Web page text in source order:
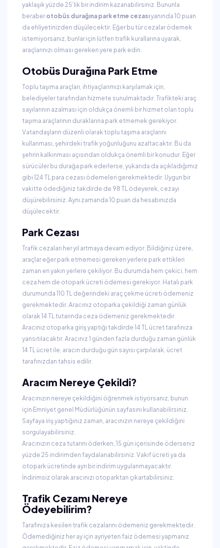
yaklaşık yüzde 25’lik bir indirim kazanabilirsiniz. Bununla
beraber otobüs durağına park etme cezasıyanında 10 puan
da ehliyetinizden düşülecektir. Eğer bu tür cezalar ödemek
istemiyorsanız, bunlar için lütfen trafik kurallarına uyarak,
araçlarınızı olması gereken yere park edin.
Otobüs Durağına Park Etme
Toplu taşıma araçları, ihtiyaçlarımızı karşılamak için,
belediyeler tarafından hizmete sunulmaktadır. Trafikteki araç
sayılarının azalması için oldukça önemli bir hizmet olan toplu
taşıma araçlarının duraklarına park etmemek gerekiyor.
Vatandaşların düzenli olarak toplu taşıma araçlarını
kullanması, şehirdeki trafik yoğunluğunu azaltacaktır. Bu da
şehrin kalkınması açısından oldukça önemli bir konudur. Eğer
sürücüler bu durağa park ederlerse, yukarıda da açıkladığımız
gibi 124 TL para cezası ödemeleri gerekmektedir. Uygun bir
vakitte ödediğiniz takdirde de 98 TL ödeyerek, cezayı
düşürebilirsiniz. Aynı zamanda 10 puan da hesabınızda
düşülecektir.
Park Cezası
Trafik cezaları her yıl artmaya devam ediyor. Bildiğiniz üzere,
araçlar eğer park etmemesi gereken yerlere park ettikleri
zaman en yakın yerlere çekiliyor. Bu durumda hem çekici, hem
ceza hem de otopark ücreti ödemesi gerekiyor. Hatalı park
durumunda 110 TL değerindeki araç çekme ücreti ödemeniz
gerekmektedir. Aracınız otoparka çekildiği zaman günlük
olarak 14 TL tutarında ceza ödemeniz gerekmektedir.
Aracınız otoparka giriş yaptığı takdirde 14 TL ücret tarafınıza
yansıtılacaktır. Aracınız 1 günden fazla durduğu zaman günlük
14 TL ücret ile, aracın durduğu gün sayısı çarpılarak, ücret
tarafınızdan tahsis edilir.
Aracım Nereye Çekildi?
Aracınızın nereye çekildiğini öğrenmek istiyorsanız, bunun
için Emniyet genel Müdürlüğünün sayfasını kullanabilirsiniz.
Sayfaya iriş yaptığınız zaman, aracınızın nereye çekildiğini
sorgulayabilirsiniz.
Aracınızın ceza tutarını öderken, 15 gün içerisinde öderseniz
yüzde 25 indirimden faydalanabilirsiniz. Vakıf ücreti ya da
otopark ücretinde ayrı bir indirim uygulanmayacaktır.
İndirimsiz olarak aracınızı otoparktan çıkartabilirsiniz.
Trafik Cezamı Nereye
Ödeyebilirim?
Tarafınıza kesilen trafik cezalarını ödemeniz gerekmektedir.
Ödemediğiniz her ay için ayriyeten faiz ödemesi yapmanız